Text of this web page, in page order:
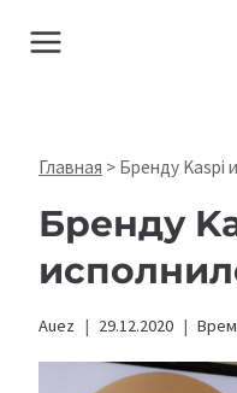
Главная > Бренду Kaspi
Бренду
Auez 29.12.2020